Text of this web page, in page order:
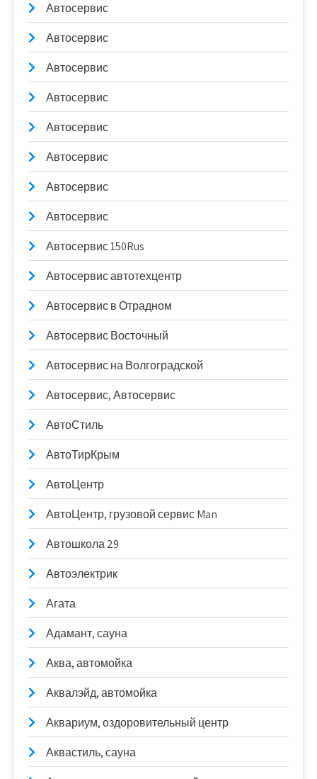
Автосервис
Автосервис
Автосервис
Автосервис
Автосервис
Автосервис
Автосервис
Автосервис
Автосервис 150Rus
Автосервис автотехцентр
Автосервис в Отрадном
Автосервис Восточный
Автосервис на Волгоградской
Автосервис, Автосервис
АвтоСтиль
АвтоТирКрым
АвтоЦентр
АвтоЦентр, грузовой сервис Man
Автошкола 29
Автоэлектрик
Агата
Адамант, сауна
Аква, автомойка
Аквалэйд, автомойка
Аквариум, оздоровительный центр
Аквастиль, сауна